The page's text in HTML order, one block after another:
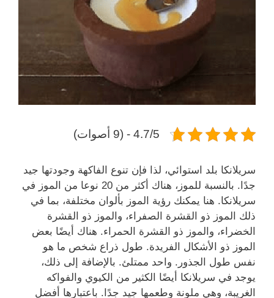
4.7/5 - (9 أصوات)
سريلانكا بلد استوائي، لذا فإن تنوع الفاكهة وجودتها جيد
جدًا. بالنسبة للموز، هناك أكثر من 20 نوعا من الموز في
سريلانكا. هنا يمكنك رؤية الموز بألوان مختلفة، بما في
ذلك الموز ذو القشرة الصفراء، والموز ذو القشرة
الخضراء، والموز ذو القشرة الحمراء. هناك أيضًا بعض
الموز ذو الأشكال الفريدة. طول ذراع شخص ما هو
نفس طول الجذور. واحد ممتلئ. بالإضافة إلى ذلك،
يوجد في سريلانكا أيضًا الكثير من الكيوي والفواكه
الغريبة، وهي ملونة وطعمها جيد جدًا. باعتبارها أفضل